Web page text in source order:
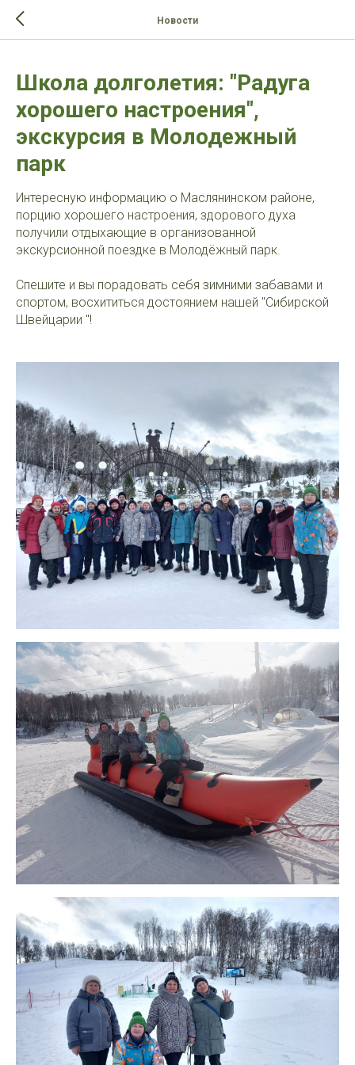
Новости
Школа долголетия: "Радуга
хорошего настроения",
экскурсия в Молодежный
парк
Интересную информацию о Маслянинском районе,
порцию хорошего настроения, здорового духа
получили отдыхающие в организованной
экскурсионной поездке в Молодёжный парк.
Спешите и вы порадовать себя зимними забавами и
спортом, восхититься достоянием нашей "Сибирской
Швейцарии "!